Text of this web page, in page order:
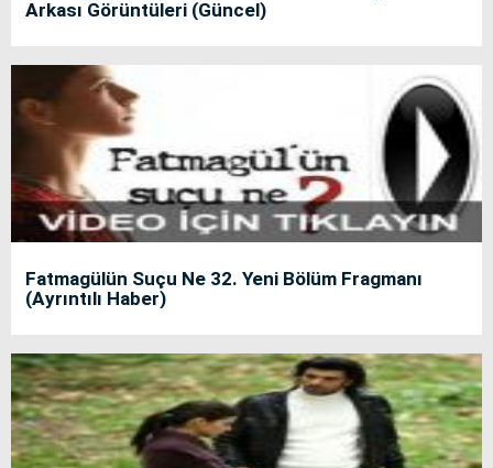
Arkası Görüntüleri (Güncel)
Fatmagülün Suçu Ne 32. Yeni Bölüm Fragmanı
(Ayrıntılı Haber)